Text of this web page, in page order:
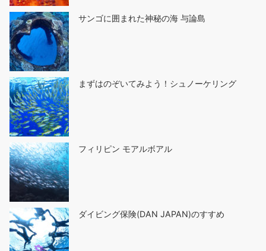
サンゴに囲まれた神秘の海 与論島
まずはのぞいてみよう！シュノーケリング
フィリピン モアルボアル
ダイビング保険(DAN JAPAN)のすすめ